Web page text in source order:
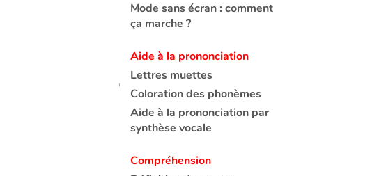
Mode sans écran : comment
ça marche ?
Aide à la prononciation
Lettres muettes
Coloration des phonèmes
Aide à la prononciation par
synthèse vocale
Compréhension